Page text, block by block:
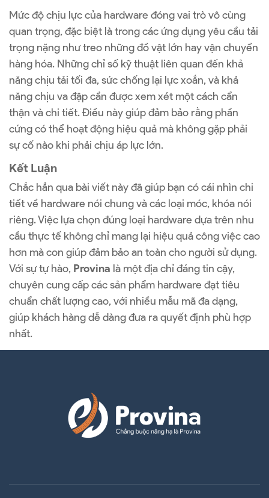
Mức độ chịu lực của hardware đóng vai trò vô cùng
quan trọng, đặc biệt là trong các ứng dụng yêu cầu tải
trọng nặng như treo những đồ vật lớn hay vận chuyển
hàng hóa. Những chỉ số kỹ thuật liên quan đến khả
năng chịu tải tối đa, sức chống lại lực xoắn, và khả
năng chịu va đập cần được xem xét một cách cẩn
thận và chi tiết. Điều này giúp đảm bảo rằng phần
cứng có thể hoạt động hiệu quả mà không gặp phải
sự cố nào khi phải chịu áp lực lớn.
Kết Luận
Chắc hẳn qua bài viết này đã giúp bạn có cái nhìn chi
tiết về hardware nói chung và các loại móc, khóa nói
riêng. Việc lựa chọn đúng loại hardware dựa trên nhu
cầu thực tế không chỉ mang lại hiệu quả công việc cao
hơn mà con giúp đảm bảo an toàn cho người sử dụng.
Với sự tự hào, Provina là một địa chỉ đáng tin cậy,
chuyên cung cấp các sản phẩm hardware đạt tiêu
chuẩn chất lượng cao, với nhiều mẫu mã đa dạng,
giúp khách hàng dễ dàng đưa ra quyết định phù hợp
nhất.